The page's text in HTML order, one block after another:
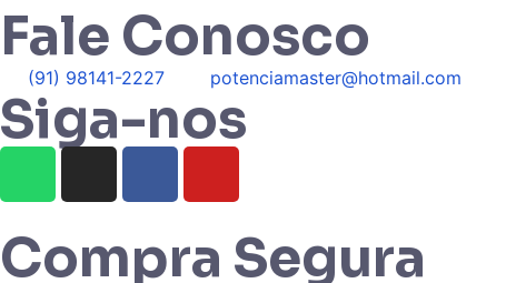
Fale Conosco
(91) 98141-2227 potenciamaster@hotmail.com
Siga-nos
Compra Segura